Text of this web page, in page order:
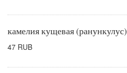
камелия кущевая (ранункулус)
47 RUB